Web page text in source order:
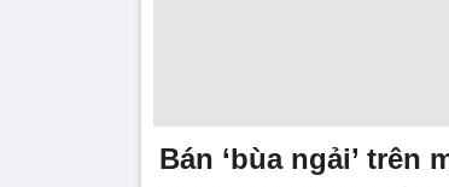
Bán ‘bùa ngải’ trên